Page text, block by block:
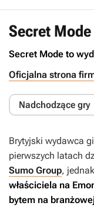
Secret Mode
Secret Mode to
Oficjalna strona
Nadchodzące gry
Brytyjski wydawca
pierwszych latach
Sumo Group, jednak
właściciela na
bytem na